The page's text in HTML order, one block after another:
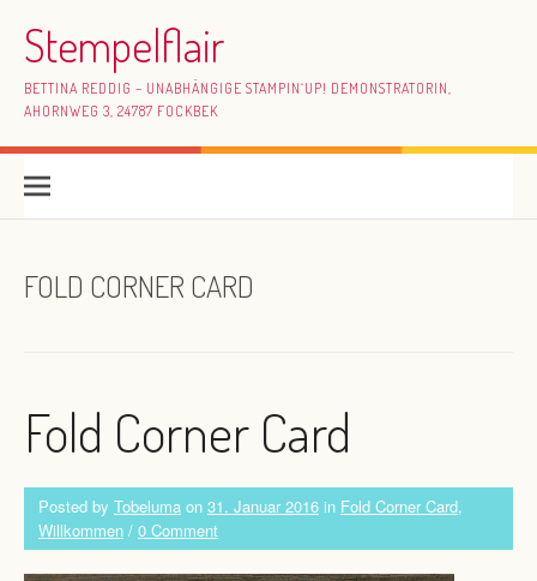
Stempelflair
BETTINA REDDIG – UNABHÄNGIGE STAMPIN`UP! DEMONSTRATORIN,
AHORNWEG 3, 24787 FOCKBEK
FOLD CORNER CARD
Fold Corner Card
Posted by Tobeluma on 31. Januar 2016 in Fold Corner Card,
Willkommen / 0 Comment